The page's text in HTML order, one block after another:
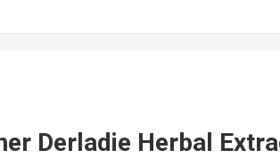
Derladie Herbal